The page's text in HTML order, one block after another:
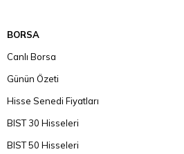
BORSA
Canlı Borsa
Günün Özeti
Hisse Senedi Fiyatları
BIST 30 Hisseleri
BIST 50 Hisseleri